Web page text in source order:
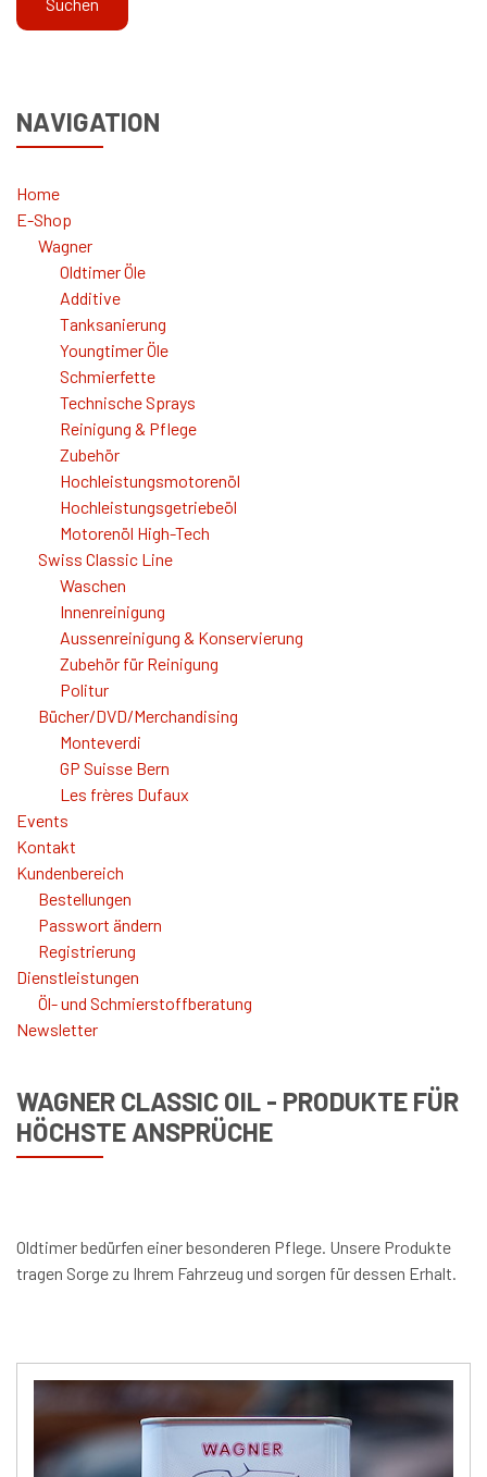
NAVIGATION
Home
E-Shop
Wagner
Oldtimer Öle
Additive
Tanksanierung
Youngtimer Öle
Schmierfette
Technische Sprays
Reinigung & Pflege
Zubehör
Hochleistungsmotorenöl
Hochleistungsgetriebeöl
Motorenöl High-Tech
Swiss Classic Line
Waschen
Innenreinigung
Aussenreinigung & Konservierung
Zubehör für Reinigung
Politur
Bücher/DVD/Merchandising
Monteverdi
GP Suisse Bern
Les frères Dufaux
Events
Kontakt
Kundenbereich
Bestellungen
Passwort ändern
Registrierung
Dienstleistungen
Öl- und Schmierstoffberatung
Newsletter
WAGNER CLASSIC OIL - PRODUKTE FÜR
HÖCHSTE ANSPRÜCHE
Oldtimer bedürfen einer besonderen Pflege. Unsere Produkte
tragen Sorge zu Ihrem Fahrzeug und sorgen für dessen Erhalt.